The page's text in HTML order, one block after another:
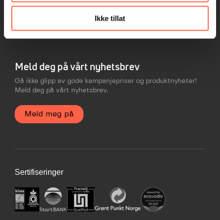
Ikke tillat
Sertifiseringer
Brosjyrer og logo
Kampanjer
Meld deg på vårt nyhetsbrev
Gå ikke glipp av gode kampanjepriser og produktnyheter!
Meld deg på vårt nyhetsbrev.
Meld meg på
Sertifiseringer